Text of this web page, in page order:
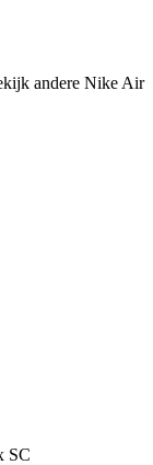
andere Nike Air
SC